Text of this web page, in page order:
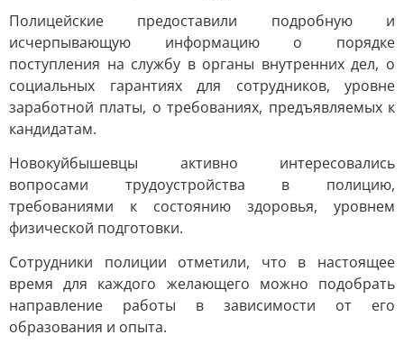
Полицейские предоставили подробную и
исчерпывающую информацию о порядке
поступления на службу в органы внутренних дел, о
социальных гарантиях для сотрудников, уровне
заработной платы, о требованиях, предъявляемых к
кандидатам.
Новокуйбышевцы активно интересовались
вопросами трудоустройства в полицию,
требованиями к состоянию здоровья, уровнем
физической подготовки.
Сотрудники полиции отметили, что в настоящее
время для каждого желающего можно подобрать
направление работы в зависимости от его
образования и опыта.